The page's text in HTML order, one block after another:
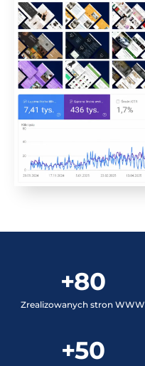
+80
Zrealizowanych stron WWW
+50